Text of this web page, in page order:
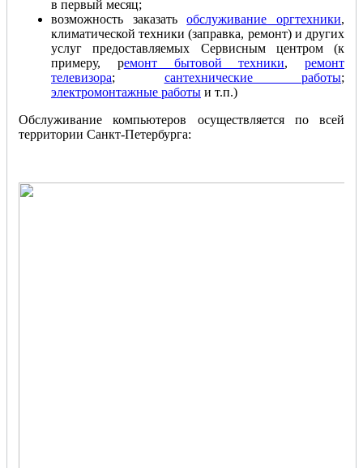
в первый месяц;
возможность заказатьобслуживание оргтехники,
климатической техники (заправка, ремонт) и других
услуг предоставляемых Сервисным центром (к
примеру, ремонт бытовой техники, ремонт
телевизора; сантехнические работы;
электромонтажные работы и т.п.)
Обслуживание компьютеров осуществляется по всей
территории Санкт-Петербурга: